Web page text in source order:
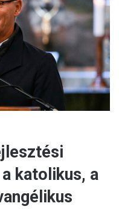
katolikus, a